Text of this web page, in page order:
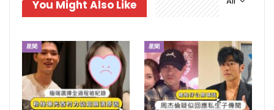
You Might Also Like
星聞 星聞